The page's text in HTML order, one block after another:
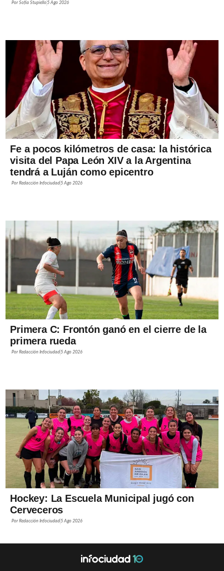
PorSofía Stupiello5 Ago 2026
Fe a pocos kilómetros de casa: la histórica
visita del Papa León XIV a la Argentina
tendrá a Luján como epicentro
PorRedacción Infociudad5 Ago 2026
Primera C: Frontón ganó en el cierre de la
primera rueda
PorRedacción Infociudad5 Ago 2026
Hockey: La Escuela Municipal jugó con
Cerveceros
PorRedacción Infociudad5 Ago 2026